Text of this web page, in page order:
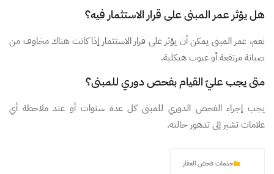
هل يؤثر عمر المبنى على قرار الاستثمار فيه؟
نعم، عمر المبنى يمكن أن يؤثر على قرار الاستثمار إذا كانت هناك مخاوف من
صيانة مرتفعة أو عيوب هيكلية.
متى يجب عليّ القيام بفحص دوري للمبنى؟
يجب إجراء الفحص الدوري للمبنى كل عدة سنوات أو عند ملاحظة أي
علامات تشير إلى تدهور حالته.
خدمات فحص العقار